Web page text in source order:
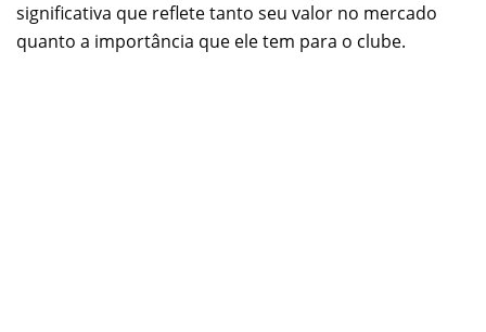
significativa que reflete tanto seu valor no mercado
quanto a importância que ele tem para o clube.